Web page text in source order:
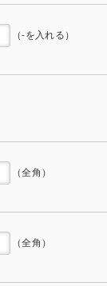
（-を入れる）
（全角）
（全角）